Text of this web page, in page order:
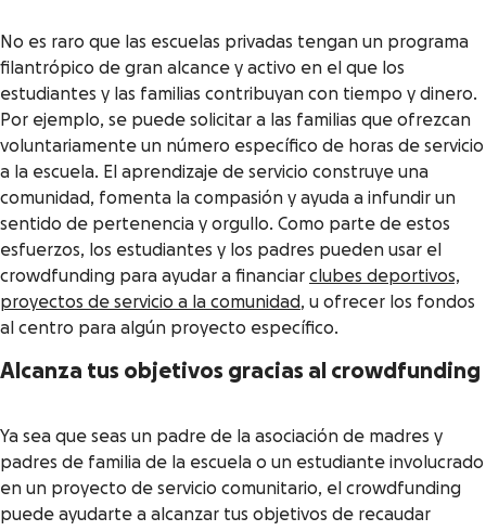
No es raro que las escuelas privadas tengan un programa
filantrópico de gran alcance y activo en el que los
estudiantes y las familias contribuyan con tiempo y dinero.
Por ejemplo, se puede solicitar a las familias que ofrezcan
voluntariamente un número específico de horas de servicio
a la escuela. El aprendizaje de servicio construye una
comunidad, fomenta la compasión y ayuda a infundir un
sentido de pertenencia y orgullo. Como parte de estos
esfuerzos, los estudiantes y los padres pueden usar el
crowdfunding para ayudar a financiar clubes deportivos,
proyectos de servicio a la comunidad, u ofrecer los fondos
al centro para algún proyecto específico.
Alcanza tus objetivos gracias al crowdfunding
Ya sea que seas un padre de la asociación de madres y
padres de familia de la escuela o un estudiante involucrado
en un proyecto de servicio comunitario, el crowdfunding
puede ayudarte a alcanzar tus objetivos de recaudar